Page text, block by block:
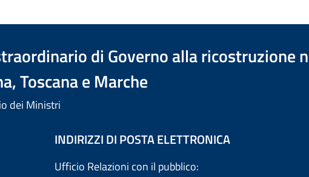
di Governo alla
Toscana e Marche
dei Ministri
INDIRIZZI DI POSTA ELETTRONICA
Ufficio Relazioni con il pubblico: